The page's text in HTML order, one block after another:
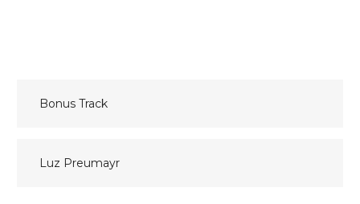
Navegación
entradas
Bonus Track
Luz Preumayr